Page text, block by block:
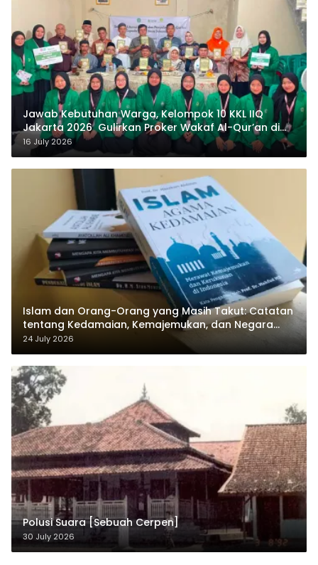
Jawab Kebutuhan Warga, Kelompok 10 KKL IIQ
Jakarta 2026 Gulirkan Proker Wakaf Al-Qur’an di
Sukamanah
16 July 2026
Islam dan Orang-Orang yang Masih Takut: Catatan
tentang Kedamaian, Kemajemukan, dan Negara
dalam Pemikiran Masykuri Abdillah
24 July 2026
Polusi Suara [Sebuah Cerpen]
30 July 2026